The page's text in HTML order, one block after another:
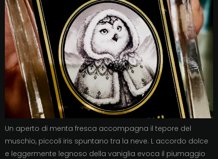
Un aperto di menta fresca accompagna il tepore del
muschio, piccoli iris spuntano tra la neve. L accordo dolce
e leggermente legnoso della vaniglia evoca il piumaggio